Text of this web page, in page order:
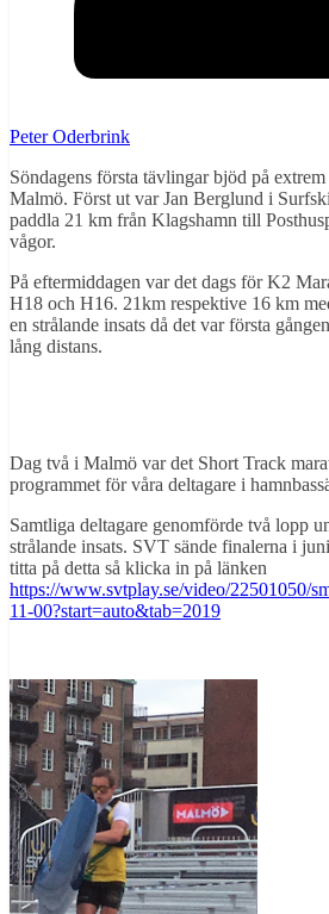
Peter Oderbrink
Söndagens första tävlingar bjöd på
Malmö. Först ut var Jan Berglund i
paddla 21 km från Klagshamn till
vågor.
På eftermiddagen var det dags för K2
H18 och H16. 21km respektive 16 km
en strålande insats då det var första
lång distans.
Dag två i Malmö var det Short Track
programmet för våra deltagare i
Samtliga deltagare genomförde två lopp
strålande insats. SVT sände finalerna i
titta på detta så klicka in på länken
https://www.svtplay.se/video/22501050/
11-00?start=auto&tab=2019